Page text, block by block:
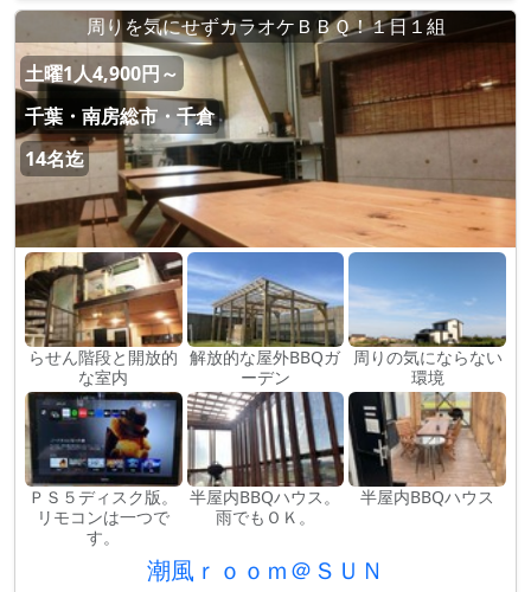
周りを気にせずカラオケＢＢＱ！１日１組
土曜1人4,900円～
千葉・南房総市・千倉
14名迄
らせん階段と開放的
な室内
解放的な屋外BBQガ
ーデン
周りの気にならない
環境
ＰＳ５ディスク版。
リモコンは一つで
す。
半屋内BBQハウス。
雨でもＯＫ。
半屋内BBQハウス
潮風ｒｏｏｍ＠ＳＵＮ